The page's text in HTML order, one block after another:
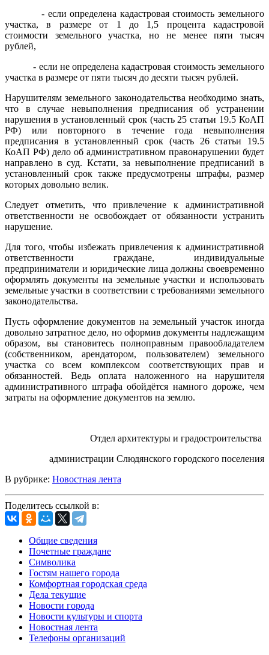
- если определена кадастровая стоимость земельного
участка, в размере от 1 до 1,5 процента кадастровой
стоимости земельного участка, но не менее пяти тысяч
рублей,
- если не определена кадастровая стоимость земельного
участка в размере от пяти тысяч до десяти тысяч рублей.
Нарушителям земельного законодательства необходимо знать,
что в случае невыполнения предписания об устранении
нарушения в установленный срок (часть 25 статьи 19.5 КоАП
РФ) или повторного в течение года невыполнения
предписания в установленный срок (часть 26 статьи 19.5
КоАП РФ) дело об административном правонарушении будет
направлено в суд. Кстати, за невыполнение предписаний в
установленный срок также предусмотрены штрафы, размер
которых довольно велик.
Следует отметить, что привлечение к административной
ответственности не освобождает от обязанности устранить
нарушение.
Для того, чтобы избежать привлечения к административной
ответственности граждане, индивидуальные
предприниматели и юридические лица должны своевременно
оформлять документы на земельные участки и использовать
земельные участки в соответствии с требованиями земельного
законодательства.
Пусть оформление документов на земельный участок иногда
довольно затратное дело, но оформив документы надлежащим
образом, вы становитесь полноправным правообладателем
(собственником, арендатором, пользователем) земельного
участка со всем комплексом соответствующих прав и
обязанностей. Ведь оплата наложенного на нарушителя
административного штрафа обойдётся намного дороже, чем
затраты на оформление документов на землю.
Отдел архитектуры и градостроительства
администрации Слюдянского городского поселения
В рубрике: Новостная лента
Поделитесь ссылкой в:
Общие сведения
Почетные граждане
Символика
Гостям нашего города
Комфортная городская среда
Дела текущие
Новости города
Новости культуры и спорта
Новостная лента
Телефоны организаций